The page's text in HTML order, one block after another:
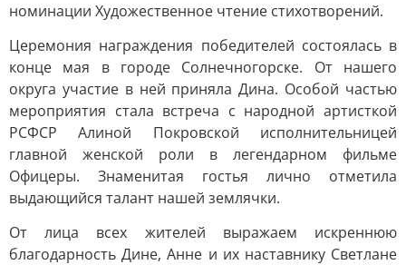
номинации Художественное чтение стихотворений.
Церемония награждения победителей состоялась в
конце мая в городе Солнечногорске. От нашего
округа участие в ней приняла Дина. Особой частью
мероприятия стала встреча с народной артисткой
РСФСР Алиной Покровской исполнительницей
главной женской роли в легендарном фильме
Офицеры. Знаменитая гостья лично отметила
выдающийся талант нашей землячки.
От лица всех жителей выражаем искреннюю
благодарность Дине, Анне и их наставнику Светлане